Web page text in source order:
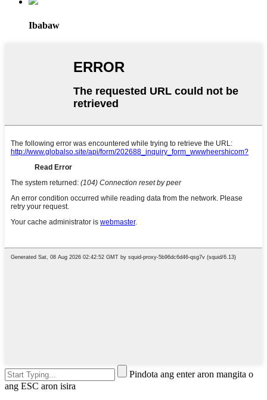
Ibabaw
Pindota ang enter aron mangita o
ang ESC aron isira